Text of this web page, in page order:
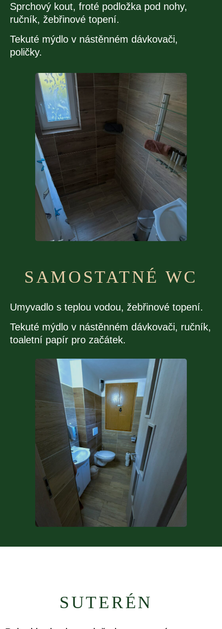
Sprchový kout, froté podložka pod nohy,
ručník, žebřinové topení.
Tekuté mýdlo v nástěnném dávkovači,
poličky.
SAMOSTATNÉ WC
Umyvadlo s teplou vodou, žebřinové topení.
Tekuté mýdlo v nástěnném dávkovači, ručník,
toaletní papír pro začátek.
SUTERÉN